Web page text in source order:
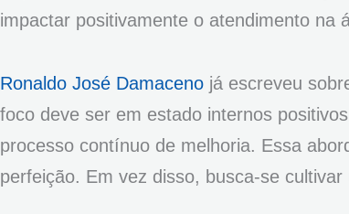
impactar positivamente o atendimento na
Ronaldo José Damaceno já escreveu
foco deve ser em estado internos
processo contínuo de melhoria. Essa
perfeição. Em vez disso, busca-se